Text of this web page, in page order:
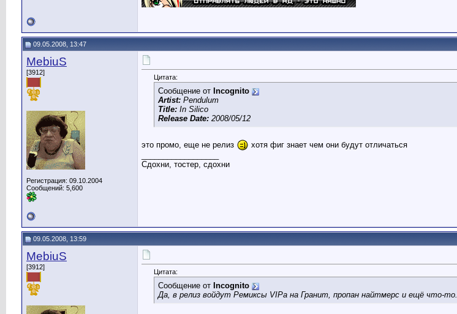
09.05.2008, 13:47
MebiuS
[3912]
Регистрация: 09.10.2004
Сообщений: 5,600
Цитата:
Сообщение от Incognito
Artist: Pendulum
Title: In Silico
Release Date: 2008/05/12
это промо, еще не релиз
хотя фиг знает чем они будут отличаться
Сдохни, тостер, сдохни
09.05.2008, 13:59
MebiuS
[3912]
Цитата:
Сообщение от Incognito
Да, в релиз войдут Ремиксы VIPа на Гранит, пропан найтмерс и ещё что-то.